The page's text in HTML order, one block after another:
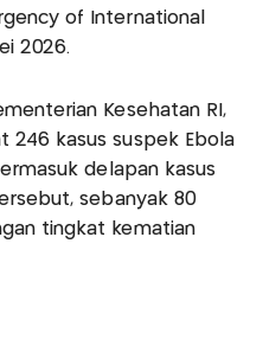
of International
2026.
Kesehatan RI,
246 kasus suspek Ebola
delapan kasus
sebanyak 80
tingkat kematian